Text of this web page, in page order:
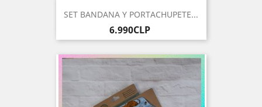
SET BANDANA Y PORTACHUPETE...
Precio
6.990CLP